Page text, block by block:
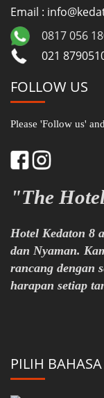
Email :
0817 056
021
FOLLOW US
Please 'Follow us'
"The
Hotel Kedaton 8
dan Nyaman.
rancang dengan
harapan setiap
PILIH BAHASA